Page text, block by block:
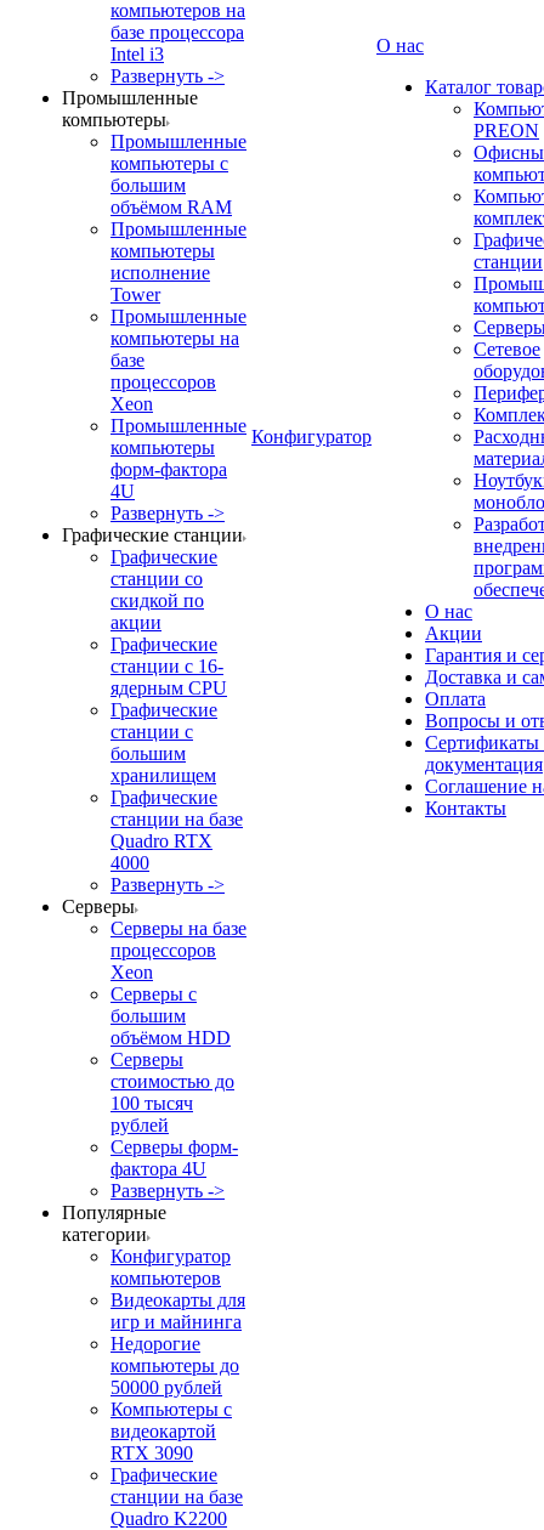
компьютеров на
базе процессора
Intel i3
Развернуть ->
Промышленные
компьютеры
Промышленные
компьютеры с
большим
объёмом RAM
Промышленные
компьютеры
исполнение
Tower
Промышленные
компьютеры на
базе
процессоров
Xeon
Промышленные
компьютеры
форм-фактора
4U
Развернуть ->
Графические станции
Графические
станции со
скидкой по
акции
Графические
станции с 16-
ядерным CPU
Графические
станции с
большим
хранилищем
Графические
станции на базе
Quadro RTX
4000
Развернуть ->
Серверы
Серверы на базе
процессоров
Xeon
Серверы с
большим
объёмом HDD
Серверы
стоимостью до
100 тысяч
рублей
Серверы форм-
фактора 4U
Развернуть ->
Популярные
категории
Конфигуратор
компьютеров
Видеокарты для
игр и майнинга
Недорогие
компьютеры до
50000 рублей
Компьютеры с
видеокартой
RTX 3090
Графические
станции на базе
Quadro K2200
Конфигуратор
О нас
Каталог
PREON
станции
Сетевое
О нас
Акции
Гарантия и
Доставка и
Оплата
Вопросы и
Сертификаты
документация
Соглашение
Контакты